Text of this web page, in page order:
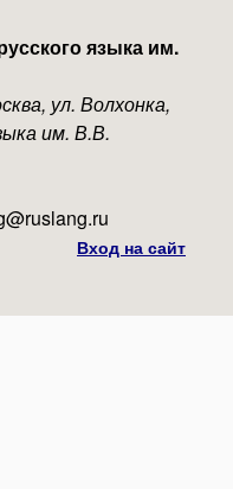
языка им.
ул. Волхонка,
им. В.В.
Вход на сайт